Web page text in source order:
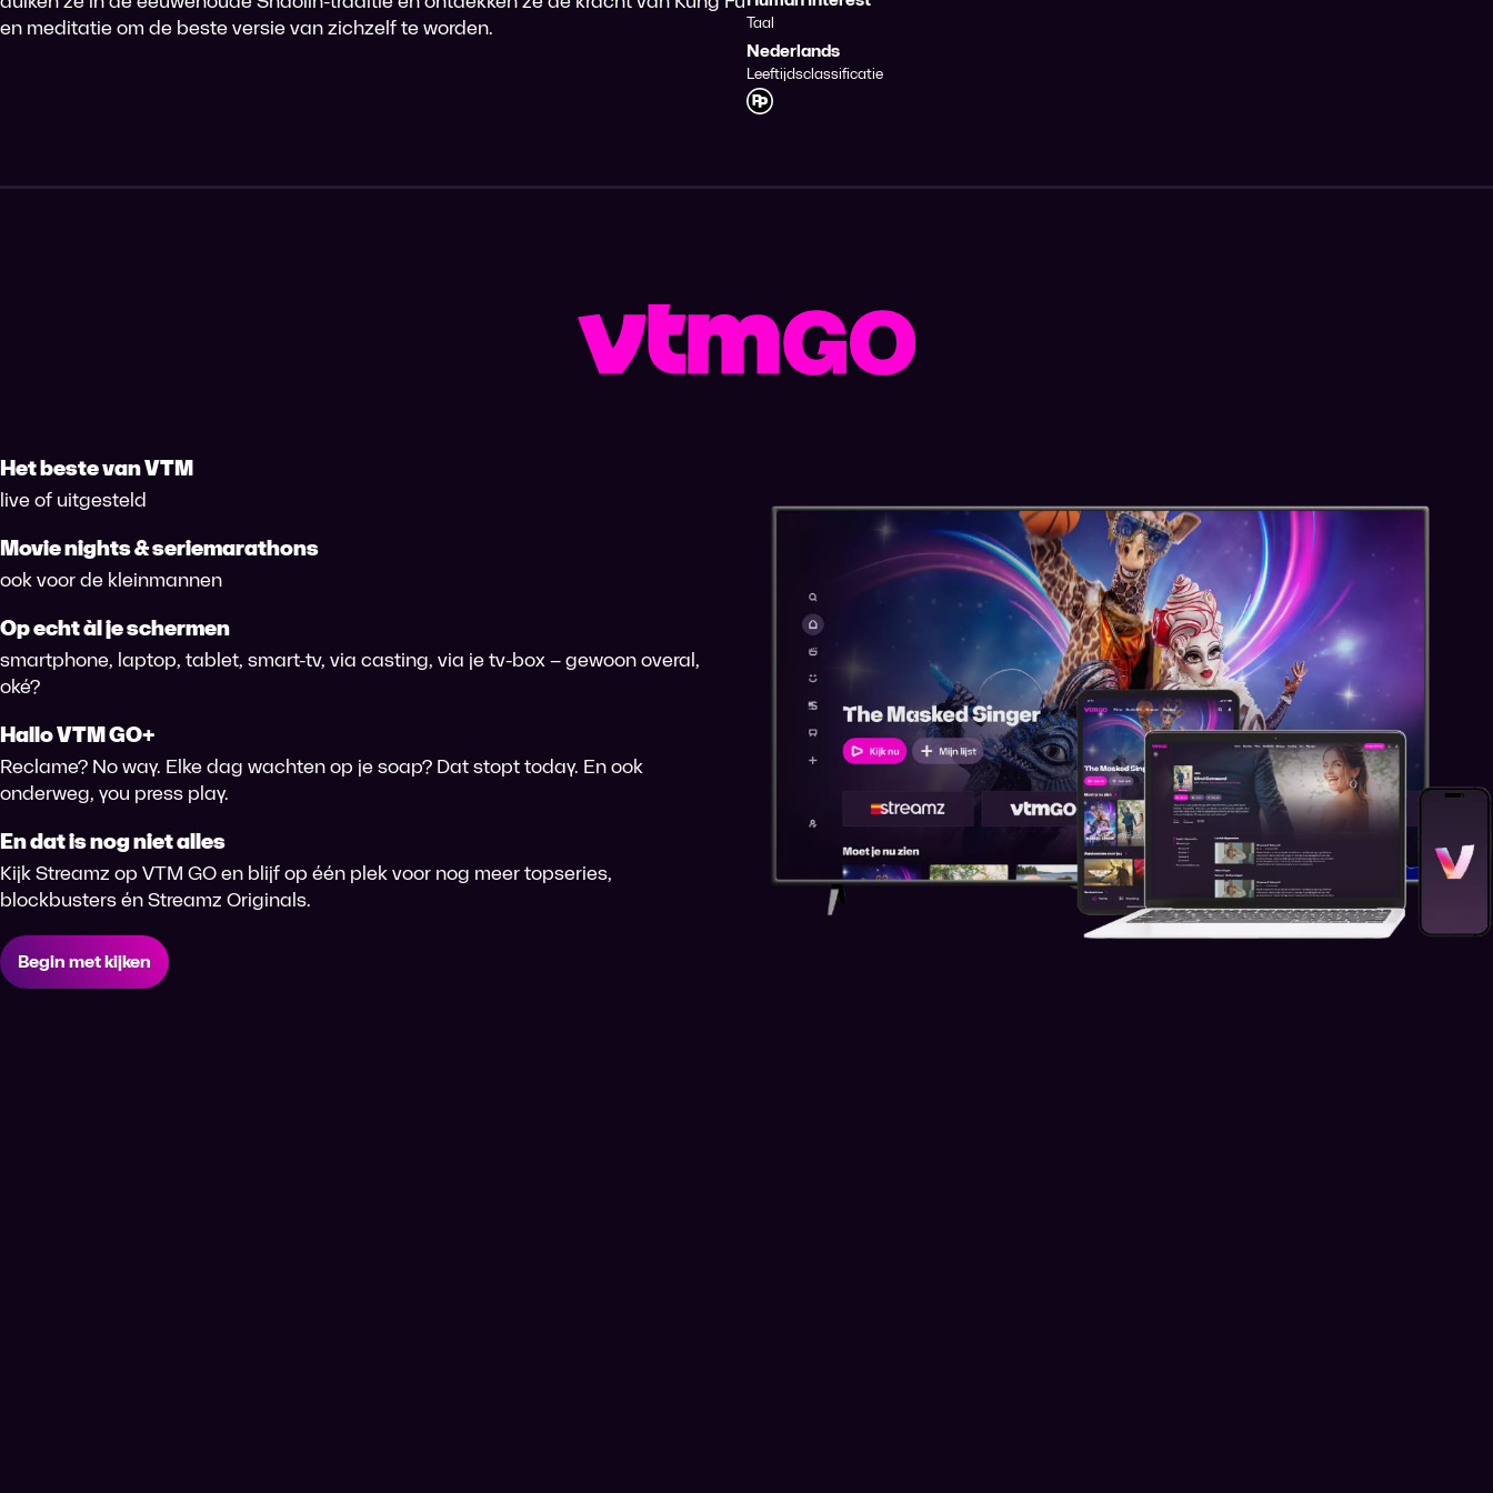
en meditatie om de beste versie van zichzelf te worden.
Taal
Nederlands
Leeftijdsclassificatie
Het beste van VTM
live of uitgesteld
Movie nights & seriemarathons
ook voor de kleinmannen
Op echt àl je schermen
smartphone, laptop, tablet, smart-tv, via casting, via je tv-box – gewoon overal,
oké?
Hallo VTM GO+
Reclame? No way. Elke dag wachten op je soap? Dat stopt today. En ook
onderweg, you press play.
En dat is nog niet alles
Kijk Streamz op VTM GO en blijf op één plek voor nog meer topseries,
blockbusters én Streamz Originals.
Begin met kijken